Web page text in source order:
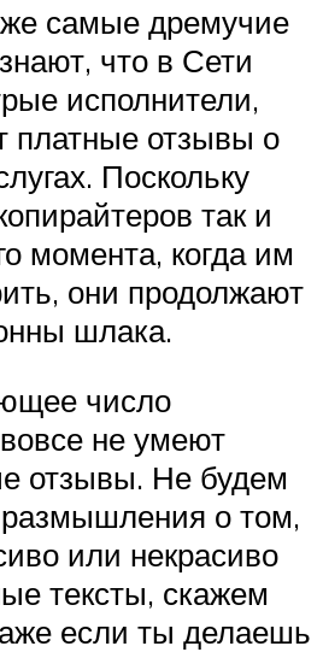
самые дремучие
что в Сети
исполнители,
платные отзывы о
Поскольку
так и
момента, когда им
они продолжают
шлака.
число
не умеют
отзывы. Не будем
размышления о том,
или некрасиво
тексты, скажем
если ты делаешь